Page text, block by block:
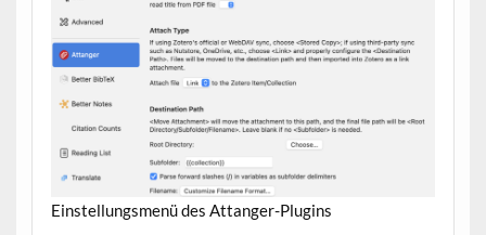
Einstellungsmenü des Attanger-Plugins